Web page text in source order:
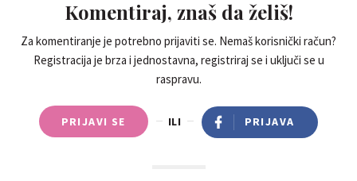
Komentiraj, znaš da želiš!
Za komentiranje je potrebno prijaviti se. Nemaš korisnički račun?
Registracija je brza i jednostavna, registriraj se i uključi se u
raspravu.
PRIJAVI SE ILI PRIJAVA